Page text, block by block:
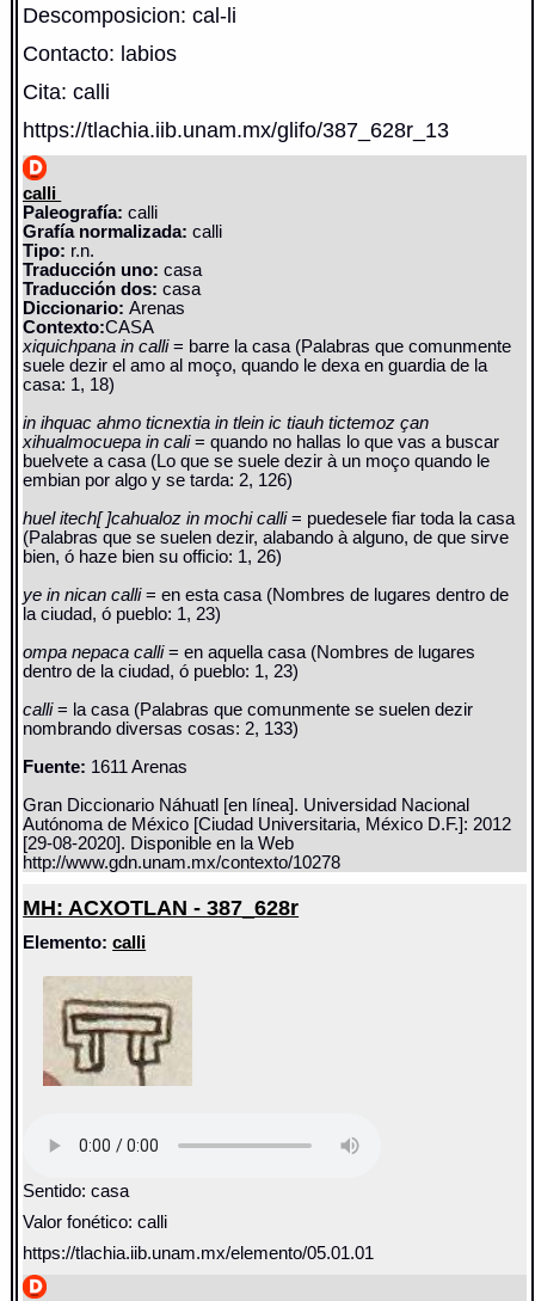
Descomposicion: cal-li
Contacto: labios
Cita: calli
https://tlachia.iib.unam.mx/glifo/387_628r_13
calli
Paleografía: calli
Grafía normalizada: calli
Tipo: r.n.
Traducción uno: casa
Traducción dos: casa
Diccionario:Arenas
Contexto:CASA
xiquichpana in calli= barre la casa (Palabras que comunmente
suele dezir el amo al moço, quando le dexa en guardia de la
casa: 1, 18)
in ihquac ahmo ticnextia in tlein ic tiauh tictemoz çan
xihualmocuepa in cali= quando no hallas lo que vas a buscar
buelvete a casa (Lo que se suele dezir à un moço quando le
embian por algo y se tarda: 2, 126)
huel itech[ ]cahualoz in mochi calli= puedesele fiar toda la casa
(Palabras que se suelen dezir, alabando à alguno, de que sirve
bien, ó haze bien su officio: 1, 26)
ye in nican calli= en esta casa (Nombres de lugares dentro de
la ciudad, ó pueblo: 1, 23)
ompa nepaca calli= en aquella casa (Nombres de lugares
dentro de la ciudad, ó pueblo: 1, 23)
calli= la casa (Palabras que comunmente se suelen dezir
nombrando diversas cosas: 2, 133)
Fuente: 1611 Arenas
Gran Diccionario Náhuatl [en línea]. Universidad Nacional
Autónoma de México [Ciudad Universitaria, México D.F.]: 2012
[29-08-2020]. Disponible en la Web
http://www.gdn.unam.mx/contexto/10278
MH: ACXOTLAN - 387_628r
Elemento:calli
Sentido: casa
Valor fonético: calli
https://tlachia.iib.unam.mx/elemento/05.01.01